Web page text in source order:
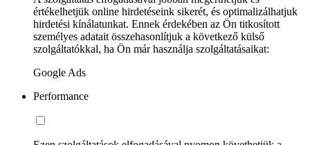
értékelhetjük online hirdetéseink sikerét, és optimalizálhatjuk
hirdetési kínálatunkat. Ennek érdekében az Ön titkosított
személyes adatait összehasonlítjuk a következő külső
szolgáltatókkal, ha Ön már használja szolgáltatásaikat:
Google Ads
Performance